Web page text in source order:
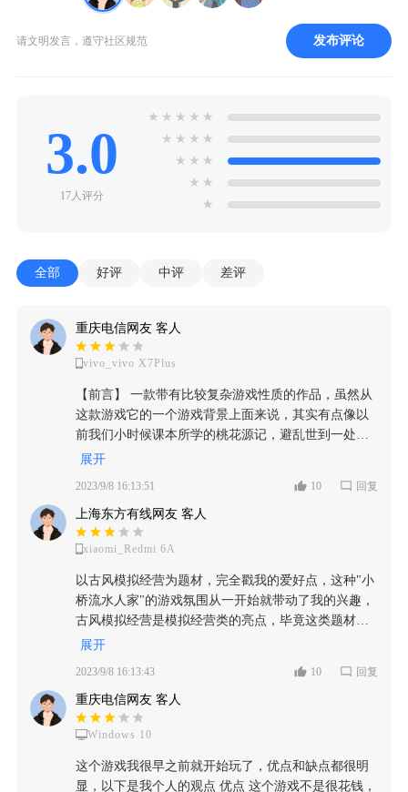
请文明发言，遵守社区规范 发布评论
3.0
17人评分
★ ★ ★ ★ ★
★ ★ ★ ★
★ ★ ★
★ ★
★
全部 好评 中评 差评
重庆电信网友 客人
vivo_vivo X7Plus
【前言】 一款带有比较复杂游戏性质的作品，虽然从
这款游戏它的一个游戏背景上面来说，其实有点像以
前我们小时候课本所学的桃花源记，避乱世到一处无
人惊扰的世界中去进行生存，但是实际上去通过游玩
源？即使是躲避到了荒无人烟的地区，也同样会有所
谓的天灾人祸，并且这款游戏它在游玩的过程中，玩
着玩着会感觉到逐渐的不对味，不过如果从可玩性的
角度来说，却又相当的好玩而且十分上头，因此就我
个人的游玩感受想对这款游戏进行一个比较细致的分
析。 【免费or付费】 这款游戏它主打的其实是一个免
费的半单机养成类型游戏，游戏内部甚至都没有什么
和干净。但是如果不进行氪金的玩家，想通过自己的
水平去游玩通关的话，我相信肯定体验过这个游戏的
难度得有多大，在我连续游完了好几次game over之
后，说实话我就意识到了事情的严重性了。除非是能
够一直在这款游戏上不停的消耗时间去应对那些突发
是不太可能的，何况还有最初级的普通模式和所谓的
展开
2023/9/8 16:13:51 10 回复
上海东方有线网友 客人
xiaomi_Redmi 6A
以古风模拟经营为题材，完全戳我的爱好点，这种"小
桥流水人家"的游戏氛围从一开始就带动了我的兴趣，
古风模拟经营是模拟经营类的亮点，毕竟这类题材很
考验制作组的画面制作和剧本背景水平，也是把游戏
入剧情很符合游戏名字，用的就是大家耳熟能详的
《桃花源记》里的剧情。直接与玩家激发共鸣和亲切
感，一下子记住剧情。这类游戏第一有看头当然是画
风，传统的田园水墨画风格那是必不可少的，看剧情
导入时的画风，黑白水墨画完全符合形神兼备的特
点，但进入游戏有一种被诈骗的感觉，像买家秀和卖
展开
2023/9/8 16:13:43 10 回复
重庆电信网友 客人
Windows 10
这个游戏我很早之前就开始玩了，优点和缺点都很明
显，以下是我个人的观点 优点 这个游戏不是很花钱，